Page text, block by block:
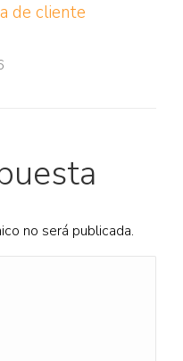
de cliente
no será publicada.